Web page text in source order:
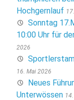
Hochgernlauf
Sonntag
10:00 Uhr für
2026
16. Mai 2026
Neues
Unterwössen